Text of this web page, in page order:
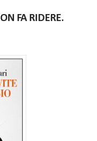
FA RIDERE.